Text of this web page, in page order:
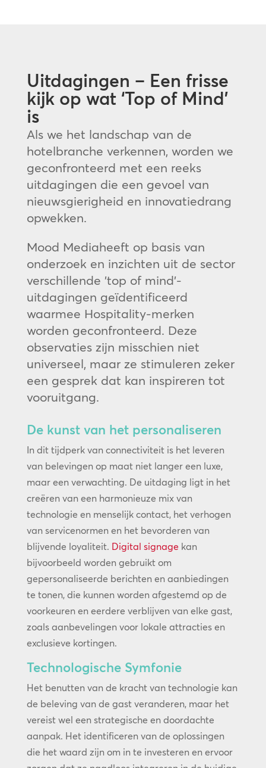
Uitdagingen – Een frisse
kijk op wat ‘Top of Mind’
is
Als we het landschap van de
hotelbranche verkennen, worden we
geconfronteerd met een reeks
uitdagingen die een gevoel van
nieuwsgierigheid en innovatiedrang
opwekken.
Mood Mediaheeft op basis van
onderzoek en inzichten uit de sector
verschillende ’top of mind’-
uitdagingen geïdentificeerd
waarmee Hospitality-merken
worden geconfronteerd. Deze
observaties zijn misschien niet
universeel, maar ze stimuleren zeker
een gesprek dat kan inspireren tot
vooruitgang.
De kunst van het personaliseren
In dit tijdperk van connectiviteit is het leveren
van belevingen op maat niet langer een luxe,
maar een verwachting. De uitdaging ligt in het
creëren van een harmonieuze mix van
technologie en menselijk contact, het verhogen
van servicenormen en het bevorderen van
blijvende loyaliteit. Digital signage kan
bijvoorbeeld worden gebruikt om
gepersonaliseerde berichten en aanbiedingen
te tonen, die kunnen worden afgestemd op de
voorkeuren en eerdere verblijven van elke gast,
zoals aanbevelingen voor lokale attracties en
exclusieve kortingen.
Technologische Symfonie
Het benutten van de kracht van technologie kan
de beleving van de gast veranderen, maar het
vereist wel een strategische en doordachte
aanpak. Het identificeren van de oplossingen
die het waard zijn om in te investeren en ervoor